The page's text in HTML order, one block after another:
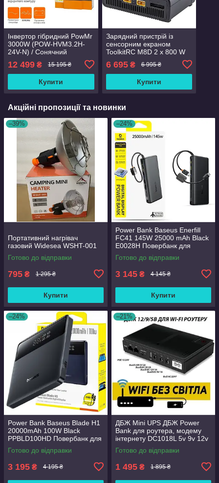
Інвертор гібридний PowMr
3000W (POW-HVM3.2H-
24V-N) / Сонячний
синусоїдою
12 499 ₴ 15 195 ₴
Купити
Зарядний пристрій із
сенсорним екраном
ToolkitRC M8D 2 x 800 W
6 695₴ 6 995 ₴
Купити
Акційні пропозиції та новинки
–39%
Портативний нагрівач
газовий Widesea WSHT-001
Готово до відправки
795 ₴ 1 295 ₴
Купити
–24%
Power Bank Baseus Enerfill
FC41 145W 25000 mAh Black
E0028H Повербанк для
ноутбука
Готово до відправки
3 145 ₴ 4 145 ₴
Купити
–24%
Power Bank Baseus Blade H1
20000mAh 100W Black
PPBLD100HD Повербанк для
ноутбука
Готово до відправки
3 195 ₴ 4 195 ₴
–21%
ДБЖ Mini UPS ДБЖ Power
Bank для роутера, модему
інтернету DC1018L 5v 9v 12v
usb 10400mAh
Готово до відправки
1 495 ₴ 1 895 ₴